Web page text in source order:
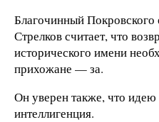
Благочинный
Стрелков считает, что
исторического имени
прихожане — за.
Он уверен также, что
интеллигенция.